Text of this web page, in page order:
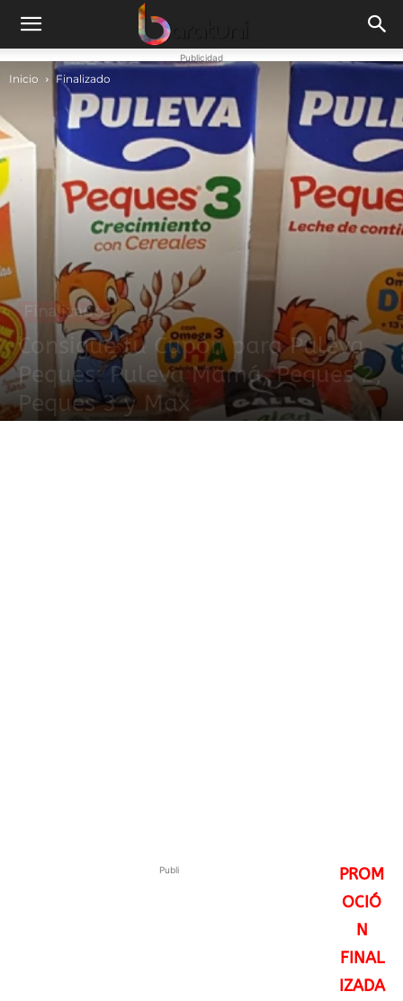
Publicidad
Inicio Finalizado
Finalizado
Consigue tu Cupón para Puleva
Peques: Puleva Mamá, Peques 2,
Peques 3 y Max
Publi
PROM
OCIÓ
N
FINAL
IZADA